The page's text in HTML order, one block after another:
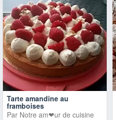
Tarte amandine au
framboises
Par Notre am❤ur de cuisine